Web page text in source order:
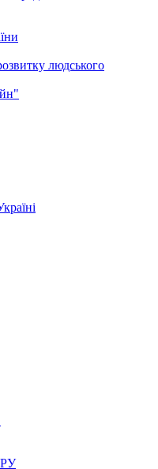
людського